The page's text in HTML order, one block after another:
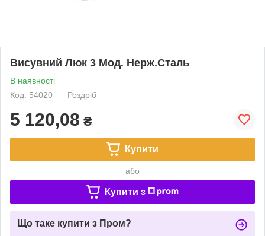
Висувний Люк 3 Мод. Нерж.Сталь
В наявності
Код: 54020
Роздріб
5 120,08 ₴
Купити
або
Купити з
Що таке купити з Пром?